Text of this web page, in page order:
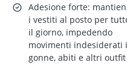
Adesione forte:
i vestiti al posto per
il giorno, impedendo
movimenti indesiderati
gonne, abiti e altri outfit